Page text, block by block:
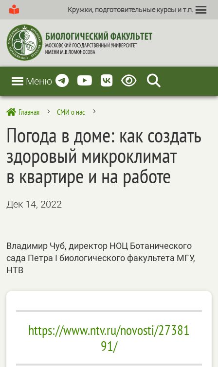
Кружки, подготовительные курсы и т.п.
Меню
 Главная 5 СМИ о нас 5
Погода в доме: как создать
здоровый микроклимат
в квартире и на работе
Дек 14, 2022
Владимир Чуб, директор НОЦ Ботанического
сада Петра I биологического факультета МГУ,
НТВ
https://www.ntv.ru/novosti/27381
91/